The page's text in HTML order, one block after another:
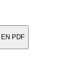
PDF